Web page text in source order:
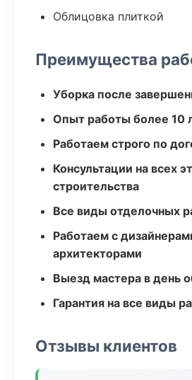
Облицовка плиткой
Преимущества
Уборка после
Опыт работы более 10
Работаем строго по
Консультации на всех
строительства
Все виды отделочных
Работаем с
архитекторами
Выезд мастера в день
Гарантия на все виды
Отзывы клиентов